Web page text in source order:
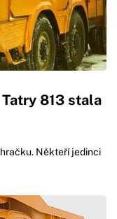
813 stala
Někteří jedinci